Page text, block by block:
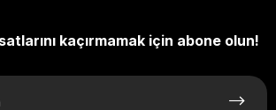
kaçırmamak için abone olun!